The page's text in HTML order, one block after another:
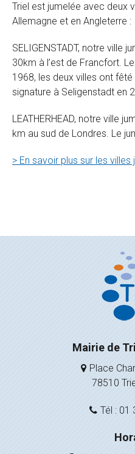
Triel est jumelée avec deux
Allemagne et en Angleterre :
SELIGENSTADT, notre ville
30km à l’est de Francfort.
1968, les deux villes ont
signature à Seligenstadt en
LEATHERHEAD, notre ville
km au sud de Londres. Le
> En savoir plus sur les villes
Mairie de
Place
78510
Tél : 01